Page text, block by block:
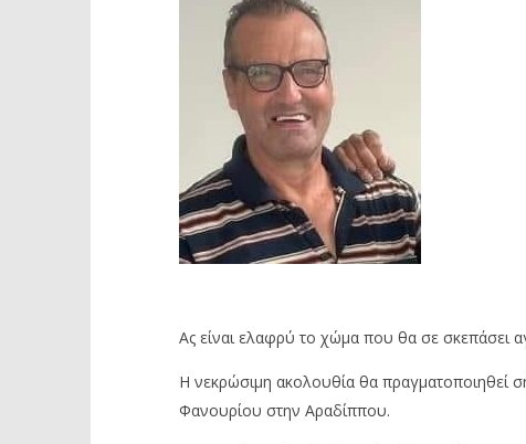
Ας είναι ελαφρύ το χώμα που θα σε σκεπάσει
Η νεκρώσιμη ακολουθία θα πραγματοποιηθεί
Φανουρίου στην Αραδίππου.